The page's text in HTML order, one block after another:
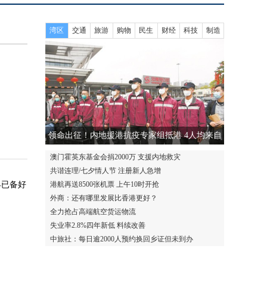
备好
湾区 交通 旅游 购物 民生 财经 科技 制造
领命出征！内地援港抗疫专家组抵港 4人均来自
广东
澳门霍英东基金会捐2000万 支援内地救灾
共谐连理/七夕情人节 注册新人急增
港航再送8500张机票 上午10时开抢
外商：还有哪里发展比香港更好？
全力抢占高端航空货运物流
失业率2.8%四年新低 料续改善
中旅社：每日逾2000人预约换回乡证但未到办